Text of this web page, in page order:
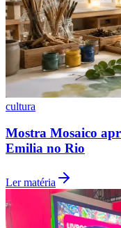
cultura
Mostra Mosaico
Emilia no Rio
Ler matéria